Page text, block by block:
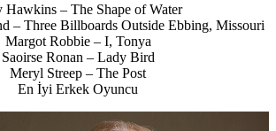
Hawkins – The Shape of Water
– Three Billboards Outside Ebbing, Missouri
Margot Robbie – I, Tonya
Saoirse Ronan – Lady Bird
Meryl Streep – The Post
En İyi Erkek Oyuncu